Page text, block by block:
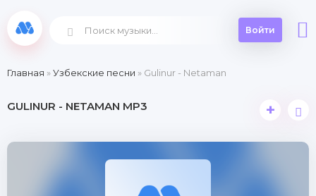
Войти
Главная »Узбекские песни » Gulinur - Netaman
GULINUR - NETAMAN MP3 +